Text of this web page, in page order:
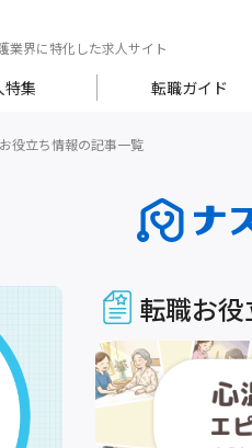
業界に特化した求人サイト
特集 転職ガイド
役立ち情報の記事一覧
転職お